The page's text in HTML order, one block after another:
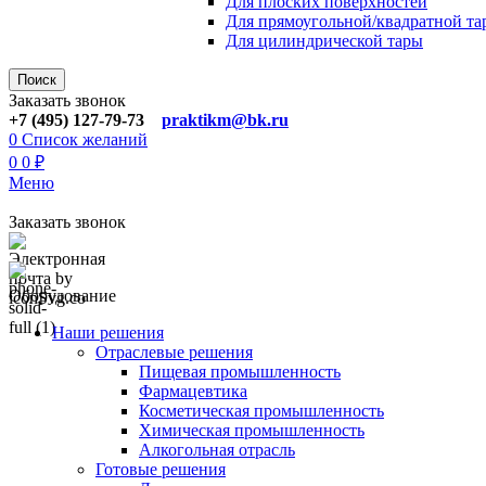
Для прямоугoльной/квадратной
Для цилиндрической тaры
Поиск
Заказать звонок
+7 (495) 127-79-73
praktikm@bk.ru
0 Список желаний
0 0 ₽
Меню
Заказать звонок
Оборудование
Наши решения
Отраслевые решения
Пищевая промышленность
Фармацевтика
Косметическая промышленность
Химическая промышленность
Алкогольная отрасль
Готовые решения